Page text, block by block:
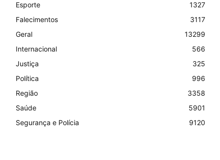
Esporte
1327
Falecimentos
3117
Geral
13299
Internacional
566
Justiça
325
Política
996
Região
3358
Saúde
5901
Segurança e Polícia
9120